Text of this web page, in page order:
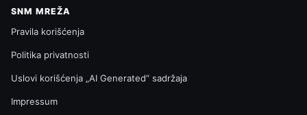
SNM MREŽA
Pravila korišćenja
Politika privatnosti
Uslovi korišćenja „AI Generated“ sadržaja
Impressum